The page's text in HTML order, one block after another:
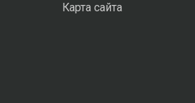
Карта сайта